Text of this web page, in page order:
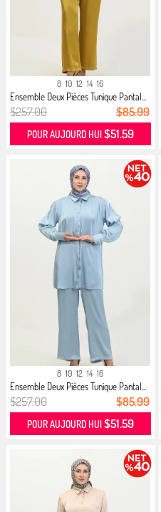
8 10 12 14 16
Ensemble Deux Pièces Tunique Pantal...
$257.00 $85.99
POUR AUJOURD HUI $51.59
8 10 12 14 16
Ensemble Deux Pièces Tunique Pantal...
$257.00 $85.99
POUR AUJOURD HUI $51.59